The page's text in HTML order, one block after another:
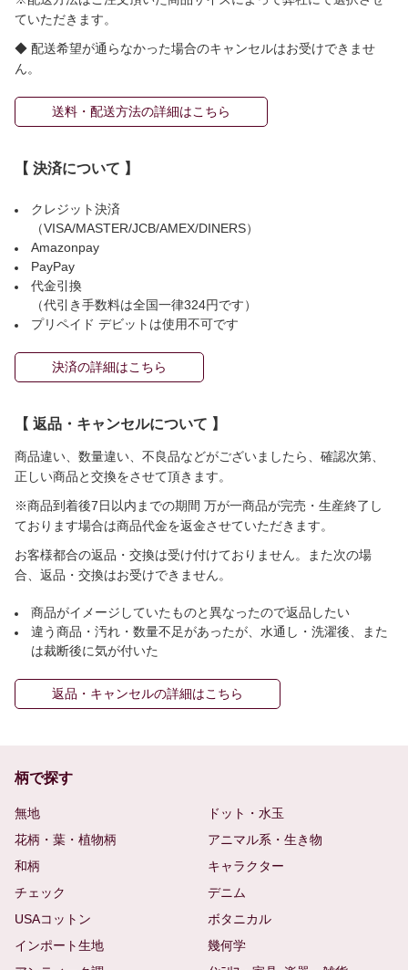
ていただきます。
◆ 配送希望が通らなかった場合のキャンセルはお受けできませ
ん。
送料・配送方法の詳細はこちら
【 決済について 】
クレジット決済
（VISA/MASTER/JCB/AMEX/DINERS）
Amazonpay
PayPay
代金引換
（代引き手数料は全国一律324円です）
プリペイド デビットは使用不可です
決済の詳細はこちら
【 返品・キャンセルについて 】
商品違い、数量違い、不良品などがございましたら、確認次第、
正しい商品と交換をさせて頂きます。
※商品到着後7日以内までの期間 万が一商品が完売・生産終了し
ております場合は商品代金を返金させていただきます。
お客様都合の返品・交換は受け付けておりません。また次の場
合、返品・交換はお受けできません。
商品がイメージしていたものと異なったので返品したい
違う商品・汚れ・数量不足があったが、水通し・洗濯後、また
は裁断後に気が付いた
返品・キャンセルの詳細はこちら
柄で探す
無地
ドット・水玉
花柄・葉・植物柄
アニマル系・生き物
和柄
キャラクター
チェック
デニム
USAコットン
ボタニカル
インポート生地
幾何学